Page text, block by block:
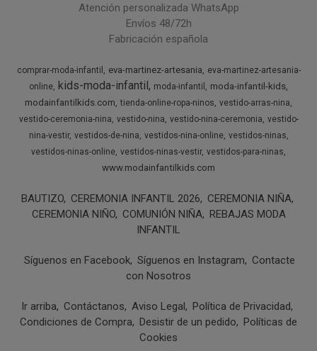
Atención personalizada WhatsApp
Envíos 48/72h
Fabricación española
comprar-moda-infantil eva-martinez-artesania
eva-martinez-artesania-
online
kids-moda-infantil moda-infantil
moda-infantil-kids
modainfantilkids.com tienda-online-ropa-ninos vestido-arras-nina
vestido-ceremonia-nina vestido-nina vestido-nina-ceremonia vestido-
nina-vestir vestidos-de-nina vestidos-nina-online vestidos-ninas
vestidos-ninas-online vestidos-ninas-vestir vestidos-para-ninas
www.modainfantilkids.com
BAUTIZO CEREMONIA INFANTIL 2026
CEREMONIA NIÑA
CEREMONIA NIÑO COMUNIÓN NIÑA
REBAJAS MODA
INFANTIL
Síguenos en Facebook Síguenos en Instagram
Contacte
con Nosotros
Ir arriba Contáctanos Aviso Legal
Política de Privacidad
Condiciones de Compra
Desistir de un pedido
Políticas de
Cookies